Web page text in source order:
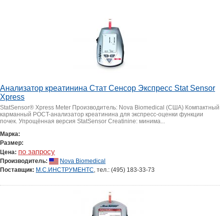
Анализатор креатинина Стат Сенсор Экспресс Stat Sensor
Xpress
StatSensor® Xpress Meter Производитель: Nova Biomedical (США) Компактный
карманный POCT-анализатор креатинина для экспресс-оценки функции
почек. Упрощённая версия StatSensor Creatinine: минима...
Марка:
Размер:
Цена: по запросу
Производитель:
Nova Biomedical
Поставщик: М.С.ИНСТРУМЕНТС, тел.: (495) 183-33-73